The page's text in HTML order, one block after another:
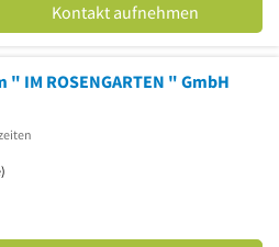
Kontakt aufnehmen
IM ROSENGARTEN " GmbH